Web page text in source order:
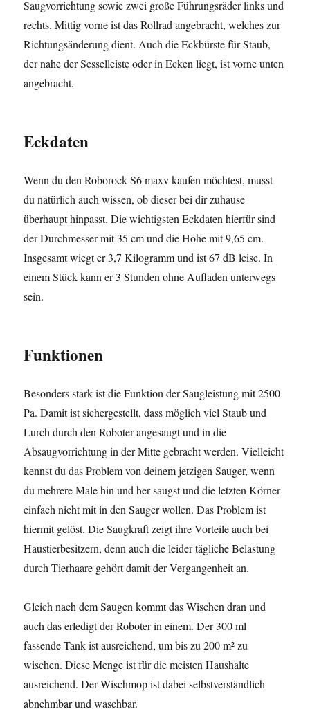
Saugvorrichtung sowie zwei große Führungsräder links und
rechts. Mittig vorne ist das Rollrad angebracht, welches zur
Richtungsänderung dient. Auch die Eckbürste für Staub,
der nahe der Sesselleiste oder in Ecken liegt, ist vorne unten
angebracht.
Eckdaten
Wenn du den Roborock S6 maxv kaufen möchtest, musst
du natürlich auch wissen, ob dieser bei dir zuhause
überhaupt hinpasst. Die wichtigsten Eckdaten hierfür sind
der Durchmesser mit 35 cm und die Höhe mit 9,65 cm.
Insgesamt wiegt er 3,7 Kilogramm und ist 67 dB leise. In
einem Stück kann er 3 Stunden ohne Aufladen unterwegs
sein.
Funktionen
Besonders stark ist die Funktion der Saugleistung mit 2500
Pa. Damit ist sichergestellt, dass möglich viel Staub und
Lurch durch den Roboter angesaugt und in die
Absaugvorrichtung in der Mitte gebracht werden. Vielleicht
kennst du das Problem von deinem jetzigen Sauger, wenn
du mehrere Male hin und her saugst und die letzten Körner
einfach nicht mit in den Sauger wollen. Das Problem ist
hiermit gelöst. Die Saugkraft zeigt ihre Vorteile auch bei
Haustierbesitzern, denn auch die leider tägliche Belastung
durch Tierhaare gehört damit der Vergangenheit an.
Gleich nach dem Saugen kommt das Wischen dran und
auch das erledigt der Roboter in einem. Der 300 ml
fassende Tank ist ausreichend, um bis zu 200 m² zu
wischen. Diese Menge ist für die meisten Haushalte
ausreichend. Der Wischmop ist dabei selbstverständlich
abnehmbar und waschbar.